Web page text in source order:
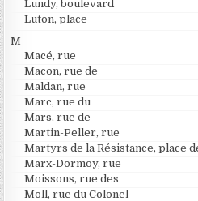
Lundy, boulevard
Luton, place
M
Macé, rue
Macon, rue de
Maldan, rue
Marc, rue du
Mars, rue de
Martin-Peller, rue
Martyrs de la Résistance, place
Marx-Dormoy, rue
Moissons, rue des
Moll, rue du Colonel